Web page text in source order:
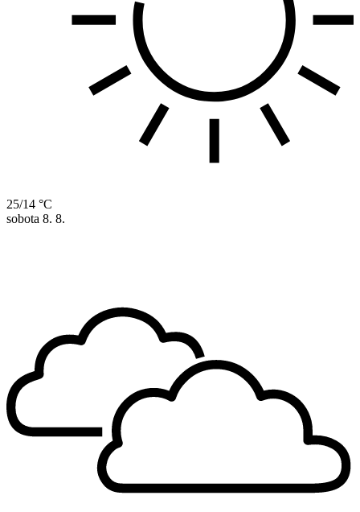
25/14 °C
sobota 8. 8.